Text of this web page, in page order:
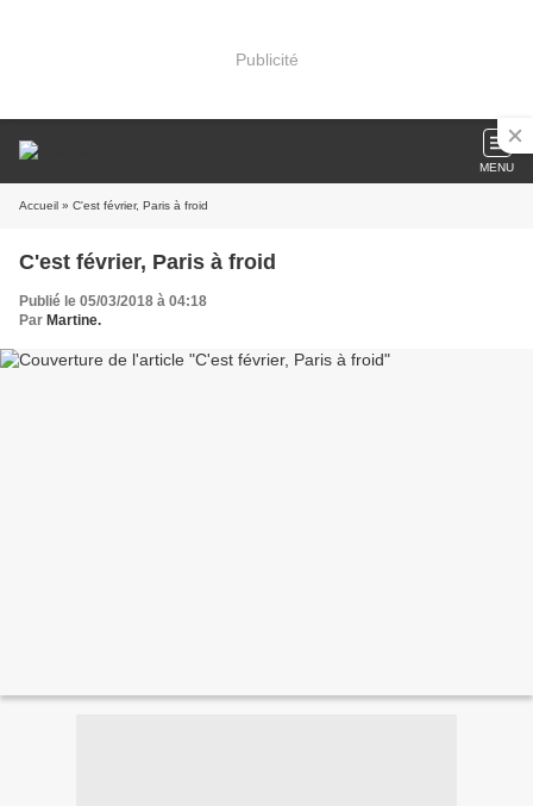
Publicité
MENU
Accueil » C'est février, Paris à froid
C'est février, Paris à froid
Publié le 05/03/2018 à 04:18
Par Martine.